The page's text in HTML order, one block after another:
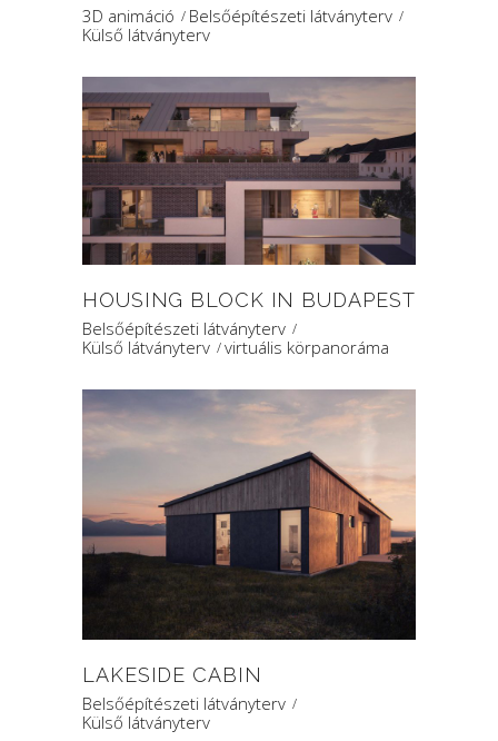
3D animáció
Belsőépítészeti látványterv
Külső látványterv
HOUSING BLOCK IN BUDAPEST
Belsőépítészeti látványterv
Külső látványterv
virtuális körpanoráma
LAKESIDE CABIN
Belsőépítészeti látványterv
Külső látványterv